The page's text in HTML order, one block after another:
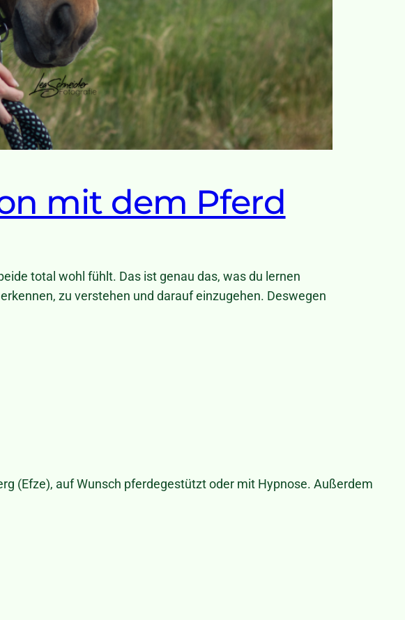
mit dem Pferd
total wohl fühlt. Das ist genau das, was du lernen
zu verstehen und darauf einzugehen. Deswegen
(Efze), auf Wunsch pferdegestützt oder mit Hypnose. Außerdem